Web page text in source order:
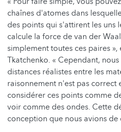
chaînes d'atomes dans
des points qui s'attirent les uns
calcule la force de van der
simplement toutes ces paires
Tkatchenko. « Cependant,
distances réalistes entre les
raisonnement n'est pas correct
considérer ces points comme
voir comme des ondes. Cette
conception que nous avions de